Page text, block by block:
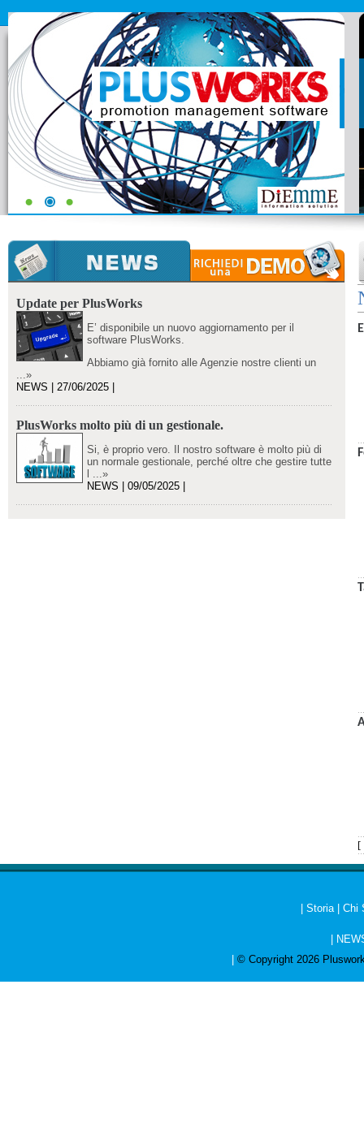
Update per PlusWorks
E’ disponibile un nuovo aggiornamento per il
software PlusWorks.
Abbiamo già fornito alle Agenzie nostre clienti un
...»
NEWS | 27/06/2025 |
PlusWorks molto più di un gestionale.
Si, è proprio vero. Il nostro software è molto più di
un normale gestionale, perché oltre che gestire tutte
l ...»
NEWS | 09/05/2025 |
[
Storia Chi
© Copyright 2026